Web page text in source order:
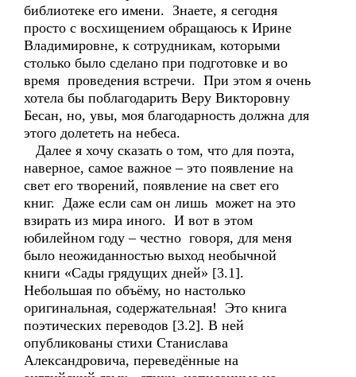
библиотеке его имени. Знаете, я сегодня
просто с восхищением обращаюсь к Ирине
Владимировне, к сотрудникам, которыми
столько было сделано при подготовке и во
время проведения встречи. При этом я очень
хотела бы поблагодарить Веру Викторовну
Бесан, но, увы, моя благодарность должна для
этого долететь на небеса.
Далее я хочу сказать о том, что для поэта,
наверное, самое важное – это появление на
свет его творений, появление на свет его
книг. Даже если сам он лишь может на это
взирать из мира иного. И вот в этом
юбилейном году – честно говоря, для меня
было неожиданностью выход необычной
книги «Сады грядущих дней» [3.1].
Небольшая по объёму, но настолько
оригинальная, содержательная! Это книга
поэтических переводов [3.2]. В ней
опубликованы стихи Станислава
Александровича, переведённые на